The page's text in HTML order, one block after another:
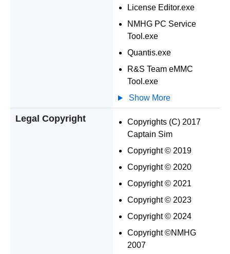
License Editor.exe
NMHG PC Service
Tool.exe
Quantis.exe
R&S Team eMMC
Tool.exe
Show More
Legal Copyright
Copyrights (C) 2017
Captain Sim
Copyright © 2019
Copyright © 2020
Copyright © 2021
Copyright © 2023
Copyright © 2024
Copyright ©NMHG
2007